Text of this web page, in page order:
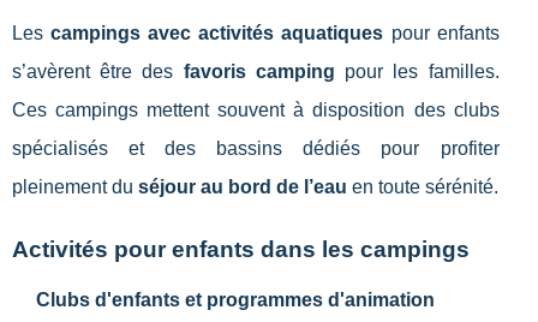
Lescampings avec activités aquatiques pour enfants
s’avèrent être des favoris camping pour les familles.
Ces campings mettent souvent à disposition des clubs
spécialisés et des bassins dédiés pour profiter
pleinement du séjour au bord de l’eau en toute sérénité.
Activités pour enfants dans les campings
Clubs d'enfants et programmes d'animation